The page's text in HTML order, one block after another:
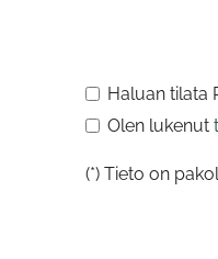
Haluan tilata
Olen lukenut
(*) Tieto on